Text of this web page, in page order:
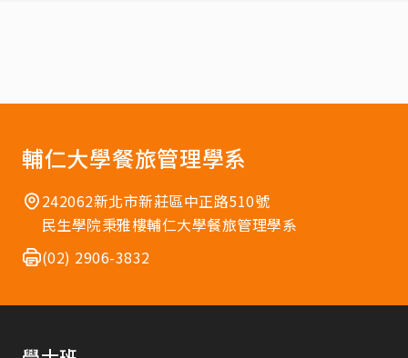
輔仁大學餐旅管理學系
242062新北市新莊區中正路510號
民生學院秉雅樓輔仁大學餐旅管理學系
(02) 2906-3832